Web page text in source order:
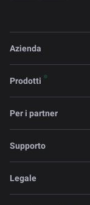
Azienda
Prodotti
Per i partner
Supporto
Legale